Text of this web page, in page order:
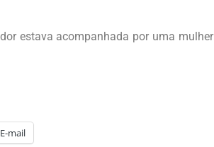
estava acompanhada por uma mulher
E-mail